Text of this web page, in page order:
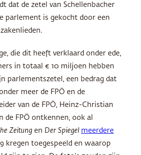
dat de zetel van Schellenbacher
parlement is gekocht door een
die dit heeft verklaard onder ede,
in totaal € 10 miljoen hebben
parlementszetel, een bedrag dat
meer de FPÖ en de
van de FPÖ, Heinz-Christian
de FPÖ ontkennen, ook al
Zeitung en Der Spiegel meerdere
kregen toegespeeld en waarop